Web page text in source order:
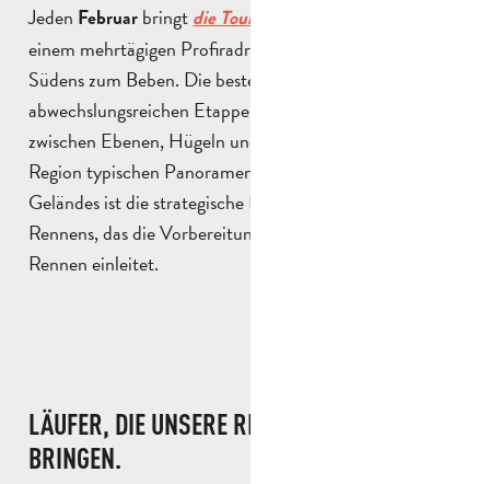
Jeden Februar bringt die Tour de La Provence
einem mehrtägigen Profiradrennen die Straßen des
Südens zum Beben. Die besten Fahrer treten auf
abwechslungsreichen Etappen gegeneinander an, die
zwischen Ebenen, Hügeln und spektakulären, für die
Region typischen Panoramen verlaufen. Die Vielfalt des
Geländes ist die strategische Herausforderung dieses
Rennens, das die Vorbereitung auf die kommenden
Rennen einleitet.
LÄUFER, DIE UNSERE REGION ZUM STRAHLEN
BRINGEN.